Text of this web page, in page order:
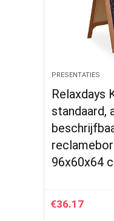
PRESENTATIES
Relaxdays
standaard,
96x60x64
€36.17